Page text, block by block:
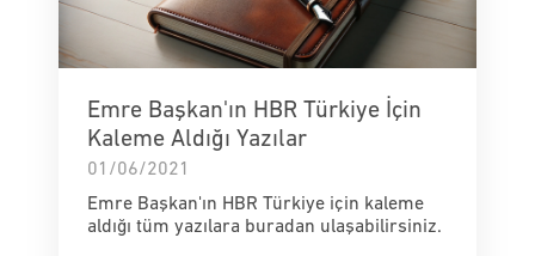
Emre Başkan'ın HBR Türkiye İçin
Kaleme Aldığı Yazılar
01/06/2021
Emre Başkan'ın HBR Türkiye için kaleme
aldığı tüm yazılara buradan ulaşabilirsiniz.